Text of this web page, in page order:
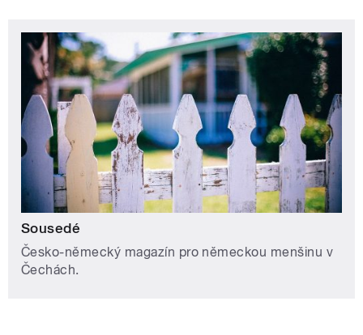
Sousedé
Česko-německý magazín pro německou menšinu v
Čechách.